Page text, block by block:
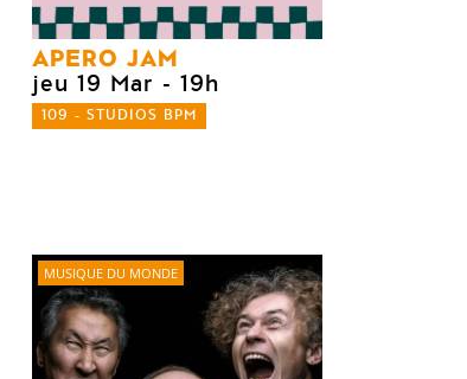
APERO JAM
jeu 19 Mar - 19h
109 - STUDIOS BPM
MUSIQUE DU MONDE